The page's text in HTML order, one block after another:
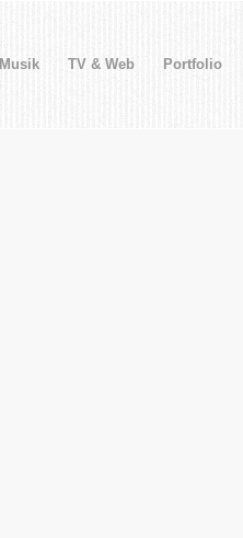
Musik TV & Web Portfolio